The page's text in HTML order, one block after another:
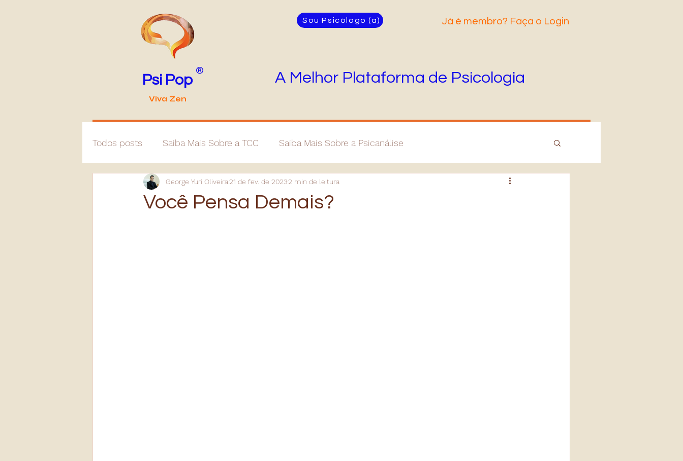
Psi Pop
®
Viva Zen
Sou Psicólogo (a) Já é membro? Faça o Login
A Melhor Plataforma de Psicologia
Todos posts Saiba Mais Sobre a TCC Saiba Mais Sobre a Psicanálise
Você Pensa Demais?
George Yuri Oliveira21 de fev. de 20232 min de leitura